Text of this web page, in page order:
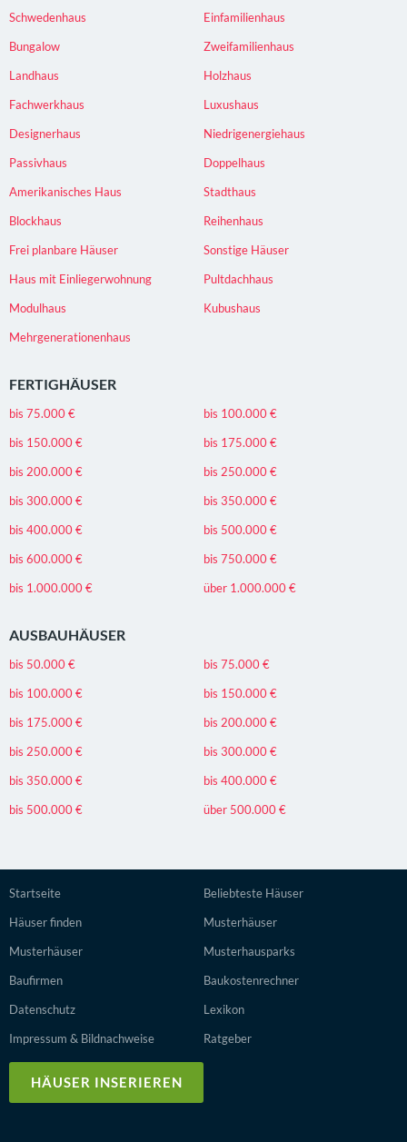
Schwedenhaus
Einfamilienhaus
Bungalow
Zweifamilienhaus
Landhaus
Holzhaus
Fachwerkhaus
Luxushaus
Designerhaus
Niedrigenergiehaus
Passivhaus
Doppelhaus
Amerikanisches Haus
Stadthaus
Blockhaus
Reihenhaus
Frei planbare Häuser
Sonstige Häuser
Haus mit Einliegerwohnung
Pultdachhaus
Modulhaus
Kubushaus
Mehrgenerationenhaus
FERTIGHÄUSER
bis 75.000 €
bis 100.000 €
bis 150.000 €
bis 175.000 €
bis 200.000 €
bis 250.000 €
bis 300.000 €
bis 350.000 €
bis 400.000 €
bis 500.000 €
bis 600.000 €
bis 750.000 €
bis 1.000.000 €
über 1.000.000 €
AUSBAUHÄUSER
bis 50.000 €
bis 75.000 €
bis 100.000 €
bis 150.000 €
bis 175.000 €
bis 200.000 €
bis 250.000 €
bis 300.000 €
bis 350.000 €
bis 400.000 €
bis 500.000 €
über 500.000 €
Startseite
Häuser finden
Musterhäuser
Baufirmen
Datenschutz
Impressum & Bildnachweise
HÄUSER INSERIEREN
Beliebteste Häuser
Musterhäuser
Musterhausparks
Baukostenrechner
Lexikon
Ratgeber